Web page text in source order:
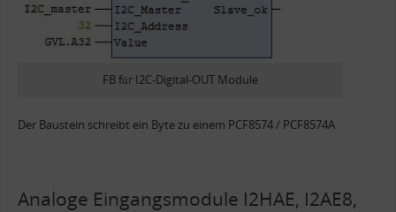
FB für I2C-Digital-OUT Module
Der Baustein schreibt ein Byte zu einem PCF8574 / PCF8574A
Analoge Eingangsmodule I2HAE, I2AE8,